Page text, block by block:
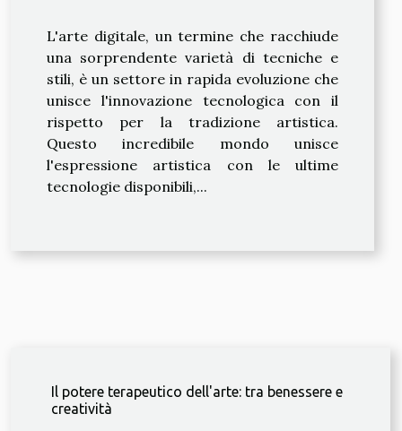
L'arte digitale, un termine che racchiude
una sorprendente varietà di tecniche e
stili, è un settore in rapida evoluzione che
unisce l'innovazione tecnologica con il
rispetto per la tradizione artistica.
Questo incredibile mondo unisce
l'espressione artistica con le ultime
tecnologie disponibili,...
Il potere terapeutico dell'arte: tra benessere e
creatività